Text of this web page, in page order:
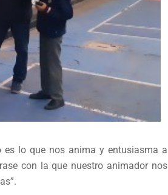
es lo que nos anima y entusiasma a
con la que nuestro animador nos